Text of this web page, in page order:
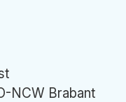
NCW Brabant